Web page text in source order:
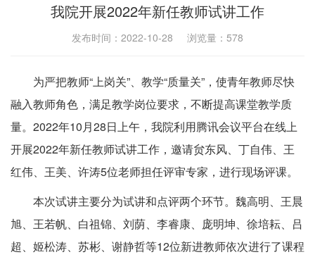
我院开展2022年新任教师试讲工作
发布时间：2022-10-28 浏览量： 578
为严把教师“上岗关”、教学“质量关”，使青年教师尽快
融入教师角色，满足教学岗位要求，不断提高课堂教学质
量。2022年10月28日上午，我院利用腾讯会议平台在线上
开展2022年新任教师试讲工作，邀请贠东风、丁自伟、王
红伟、王美、许涛5位老师担任评审专家，进行现场评课。
本次试讲主要分为试讲和点评两个环节。魏高明、王晨
旭、王若帆、白祖锦、刘荫、李睿康、庞明坤、徐培耘、吕
超、姬松涛、苏彬、谢静哲等12位新进教师依次进行了课程